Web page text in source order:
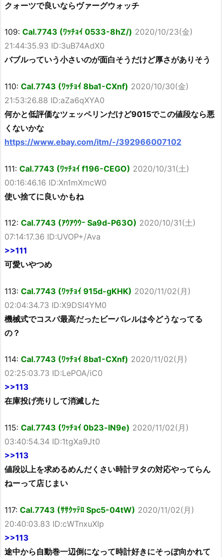
クォーツで良いならヴァーグウォッチ
109: Cal.7743 (ﾜｯﾁｮｲ 0533-8hZ/) 2020/10/23(金)
21:44:35.93 ID:3uB74AdX0
バブルっていう小さいのが面白そうだけど厚さがありそう
110: Cal.7743 (ﾜｯﾁｮｲ 8ba1-CXnf) 2020/10/30(金)
21:53:26.88 ID:aZa6qXYA0
何かと低評価なツェッペリンだけど9015でこの値段なら悪
くないかな
https://www.ebay.com/itm/-/392966007102
111: Cal.7743 (ﾜｯﾁｮｲ f196-CEGO) 2020/10/31(土)
00:16:46.16 ID:Xn1mXmcW0
使い捨てに良いかもね
112: Cal.7743 (ｱｳｱｳｳｰ Sa9d-P63O) 2020/10/31(土)
07:14:17.36 ID:UVOP+/Ava
>>111
可愛いやつめ
113: Cal.7743 (ﾜｯﾁｮｲ 915d-gKHK) 2020/11/02(月)
02:04:34.73 ID:X9DSI4YM0
機械式でコスパ最高だったビーバレルは今どうなってる
の？
114: Cal.7743 (ﾜｯﾁｮｲ 8ba1-CXnf) 2020/11/02(月)
02:25:03.73 ID:LePOA/iC0
>>113
在庫投げ売りして消滅した
115: Cal.7743 (ﾜｯﾁｮｲ 0b23-lN9e) 2020/11/02(月)
03:40:54.34 ID:1tgXa9Jt0
>>113
値段以上を求めるめんだくさい時計ヲタの対応やってらん
ねーって店じまい
117: Cal.7743 (ｻｻｸｯﾃﾛ Spc5-04tW) 2020/11/02(月)
20:40:03.83 ID:cWTnxuXIp
>>113
途中から自動巻一辺倒になって時計好きにそっぽ向かれて